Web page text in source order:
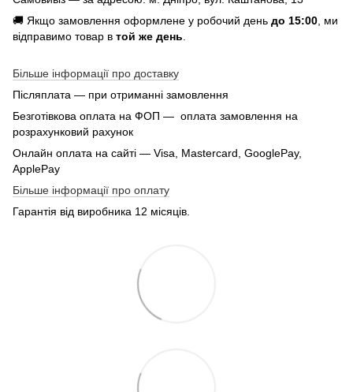
🚚 Якщо замовлення оформлене у робочий день до 15:00 , ми
відправимо товар в той же день
Більше інформації про доставку
Післяплата — при отриманні замовлення
Безготівкова оплата на ФОП — оплата замовлення на
розрахунковий рахунок
Онлайн оплата на сайті — Visa, Mastercard, GooglePay,
ApplePay
Більше інформації про оплату
Гарантія від виробника 12 місяців.